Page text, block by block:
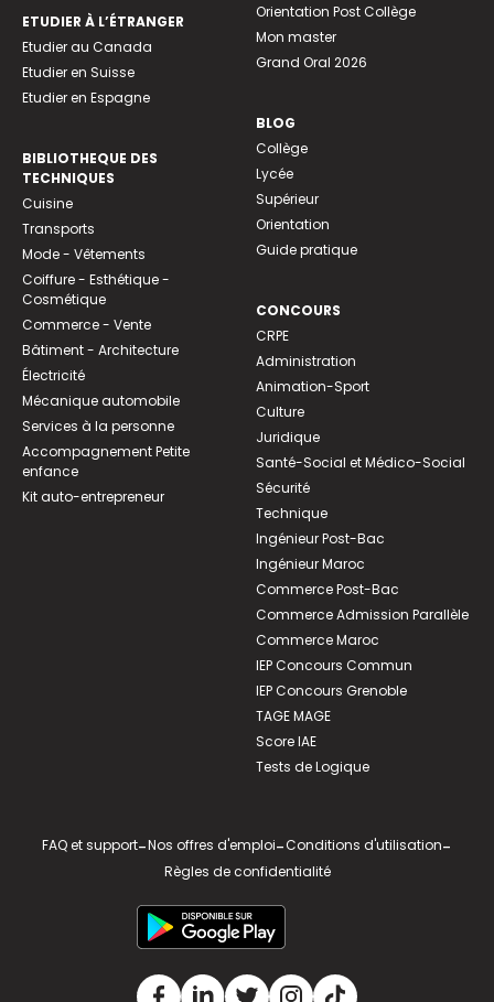
ETUDIER À L’ÉTRANGER
Etudier au Canada
Etudier en Suisse
Etudier en Espagne
BIBLIOTHEQUE DES
TECHNIQUES
Cuisine
Transports
Mode - Vêtements
Coiffure - Esthétique -
Cosmétique
Commerce - Vente
Bâtiment - Architecture
Électricité
Mécanique automobile
Services à la personne
Accompagnement Petite
enfance
Kit auto-entrepreneur
Orientation Post Collège
Mon master
Grand Oral 2026
BLOG
Collège
Lycée
Supérieur
Orientation
Guide pratique
CONCOURS
CRPE
Administration
Animation-Sport
Culture
Juridique
Santé-Social et Médico-Social
Sécurité
Technique
Ingénieur Post-Bac
Ingénieur Maroc
Commerce Post-Bac
Commerce Admission Parallèle
Commerce Maroc
IEP Concours Commun
IEP Concours Grenoble
TAGE MAGE
Score IAE
Tests de Logique
FAQ et support-Nos offres d'emploi-Conditions d'utilisation-
Règles de confidentialité